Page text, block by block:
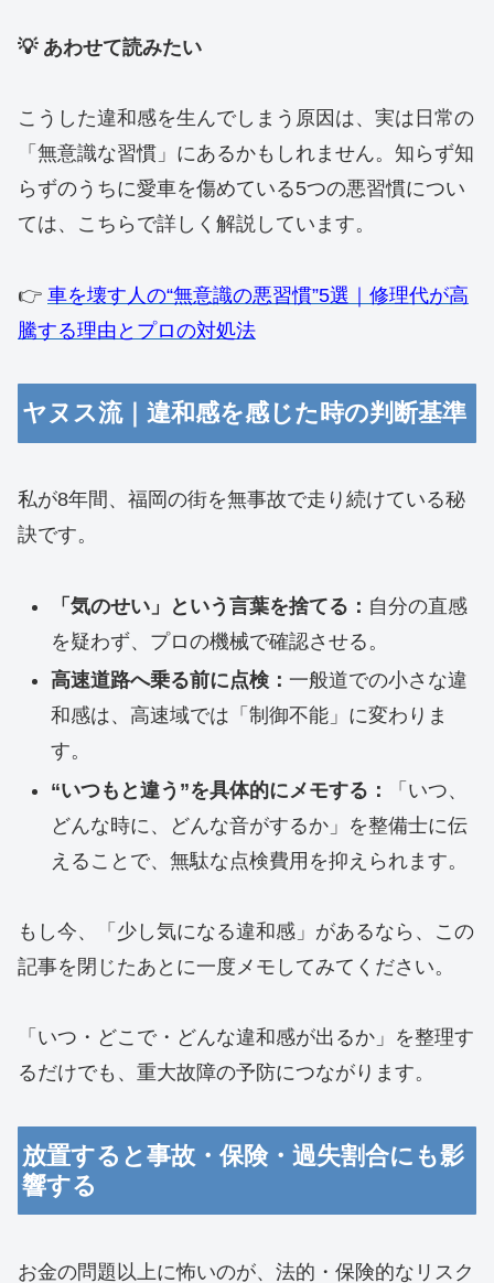
💡 あわせて読みたい
こうした違和感を生んでしまう原因は、実は日常の
「無意識な習慣」にあるかもしれません。知らず知
らずのうちに愛車を傷めている5つの悪習慣につい
ては、こちらで詳しく解説しています。
👉️ 車を壊す人の“無意識の悪習慣”5選｜修理代が高
騰する理由とプロの対処法
ヤヌス流｜違和感を感じた時の判断基準
私が8年間、福岡の街を無事故で走り続けている秘
訣です。
「気のせい」という言葉を捨てる： 自分の直感
を疑わず、プロの機械で確認させる。
高速道路へ乗る前に点検： 一般道での小さな違
和感は、高速域では「制御不能」に変わりま
す。
“いつもと違う”を具体的にメモする：
「いつ、
どんな時に、どんな音がするか」を整備士に伝
えることで、無駄な点検費用を抑えられます。
もし今、「少し気になる違和感」があるなら、この
記事を閉じたあとに一度メモしてみてください。
「いつ・どこで・どんな違和感が出るか」を整理す
るだけでも、重大故障の予防につながります。
放置すると事故・保険・過失割合にも影
響する
お金の問題以上に怖いのが、法的・保険的なリスク